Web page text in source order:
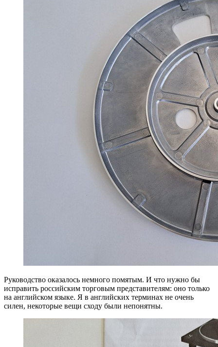
Руководство оказалось немного помятым. И что нужно бы
исправить российским торговым представителям: оно только
на английском языке. Я в английских терминах не очень
силен, некоторые вещи сходу были непонятны.